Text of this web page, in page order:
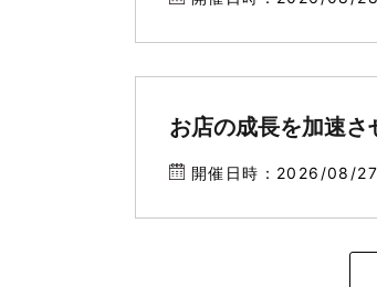
お店の成長を加速
開催日時：2026/08/